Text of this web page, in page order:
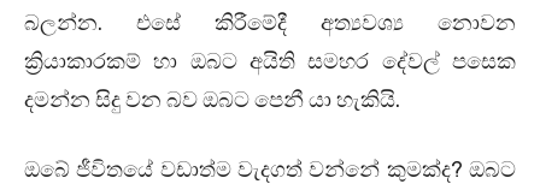
බලන්න. එසේ කිරීමේදී අත්‍යවශ්‍ය නොවන
ක්‍රියාකාරකම් හා ඔබට අයිති සමහර දේවල් පසෙක
දමන්න සිදු වන බව ඔබට පෙනී යා හැකියි.
ඔබේ ජීවිතයේ වඩාත්ම වැදගත් වන්නේ කුමක්ද? ඔබට